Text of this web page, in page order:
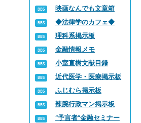
映画なんでも文章箱
◆法律学のカフェ◆
理科系掲示板
金融情報メモ
小室直樹文献目録
近代医学・医療掲示板
ふじむら掲示板
辣腕行政マン掲示板
“予言者”金融セミナー